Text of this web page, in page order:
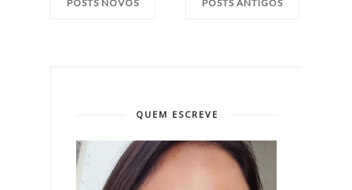
POSTS NOVOS POSTS ANTIGOS
QUEM ESCREVE